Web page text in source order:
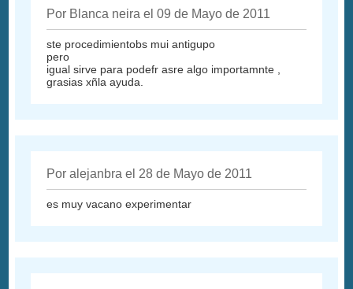
Por Blanca neira el 09 de Mayo de 2011
ste procedimientobs mui antigupo
pero
igual sirve para podefr asre algo importamnte ,
grasias xñla ayuda.
Por alejanbra el 28 de Mayo de 2011
es muy vacano experimentar